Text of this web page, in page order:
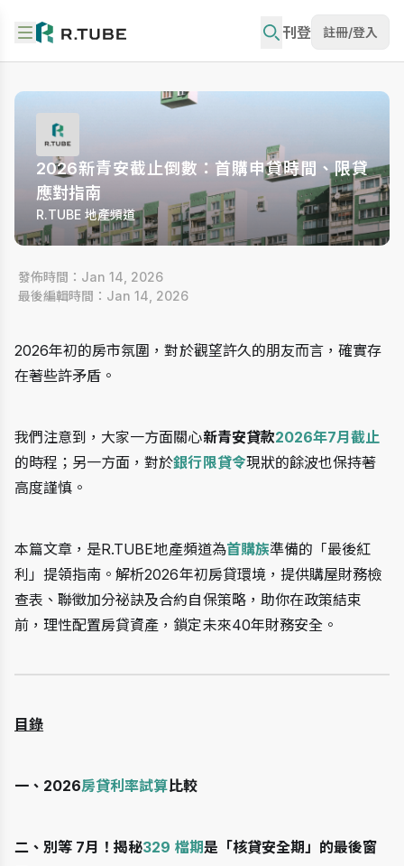
刊登 註冊/登入
2026新青安截止倒數：首購申貸時間、限貸
應對指南
R.TUBE 地產頻道
發佈時間：Jan 14, 2026
最後編輯時間：Jan 14, 2026
2026年初的房市氛圍，對於觀望許久的朋友而言，確實存
在著些許矛盾。
我們注意到，大家一方面關心新青安貸款2026年7月截止
的時程；另一方面，對於銀行限貸令現狀的餘波也保持著
高度謹慎。
本篇文章，是R.TUBE地產頻道為首購族準備的「最後紅
利」提領指南。解析2026年初房貸環境，提供購屋財務檢
查表、聯徵加分祕訣及合約自保策略，助你在政策結束
前，理性配置房貸資產，鎖定未來40年財務安全。
目錄
一、2026房貸利率試算比較
二、別等 7月！揭秘329 檔期是「核貸安全期」的最後窗